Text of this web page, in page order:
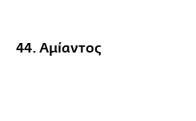
44. Αμίαντος